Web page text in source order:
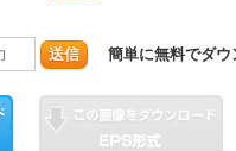
送信 簡単に無料でダウ